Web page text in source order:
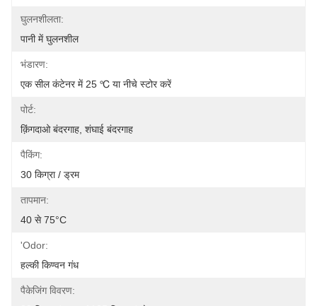
घुलनशीलता:
पानी में घुलनशील
भंडारण:
एक सील कंटेनर में 25 ℃ या नीचे स्टोर करें
पोर्ट:
क़िंगदाओ बंदरगाह, शंघाई बंदरगाह
पैकिंग:
30 किग्रा / ड्रम
तापमान:
40 से 75°C
'odor:
हल्की किण्वन गंध
पैकेजिंग विवरण: